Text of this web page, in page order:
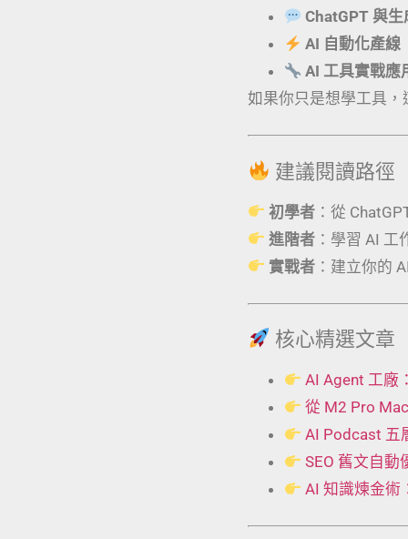
ChatGPT 與
AI 自動化產線
AI 工具實戰應
如果你只是想學工具
建議閱讀路徑
初學者 ：從
進階者 ：學習 AI
實戰者 ：建立你的
核心精選文章
AI Agent 工廠
從 M2 Pro
AI Podcast 五
SEO 舊文自動
AI 知識煉金術